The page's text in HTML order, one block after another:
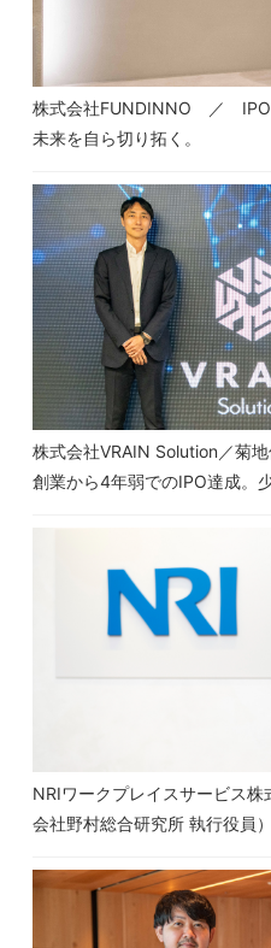
株式会社FUNDINNO ／ IPO
未来を自ら切り拓く。
株式会社VRAIN Solution／
創業から4年弱でのIPO達成。
NRIワークプレイスサービス
会社野村総合研究所 執行役員